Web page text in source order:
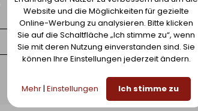
ZUR LISTE
HINZUFÜGEN
Website und die Möglichkeiten für gezielte
Online-Werbung zu analysieren. Bitte klicken
Sie auf die Schaltfläche „Ich stimme zu“, wenn
Sie mit deren Nutzung einverstanden sind. Sie
können Ihre Einstellungen jederzeit ändern.
Mehr| Einstellungen Ich stimme zu